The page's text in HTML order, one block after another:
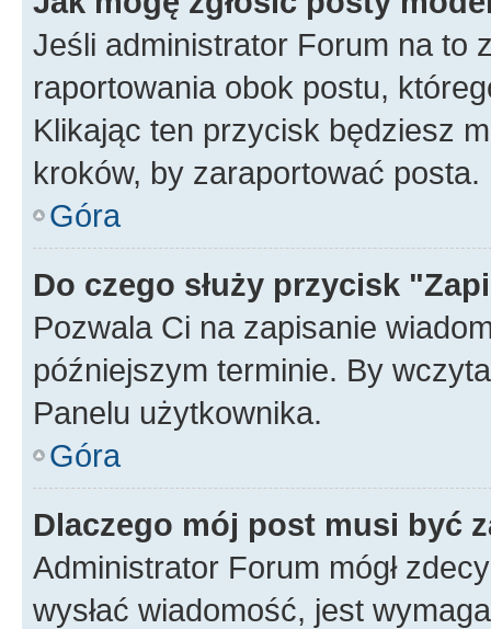
Jeśli administrator Forum na to
raportowania obok postu,
Klikając ten przycisk będziesz
kroków, by zaraportować posta.
Góra
Do czego służy przycisk
Pozwala Ci na zapisanie
późniejszym terminie. By
Panelu użytkownika.
Góra
Dlaczego mój post musi być
Administrator Forum mógł
wysłać wiadomość, jest